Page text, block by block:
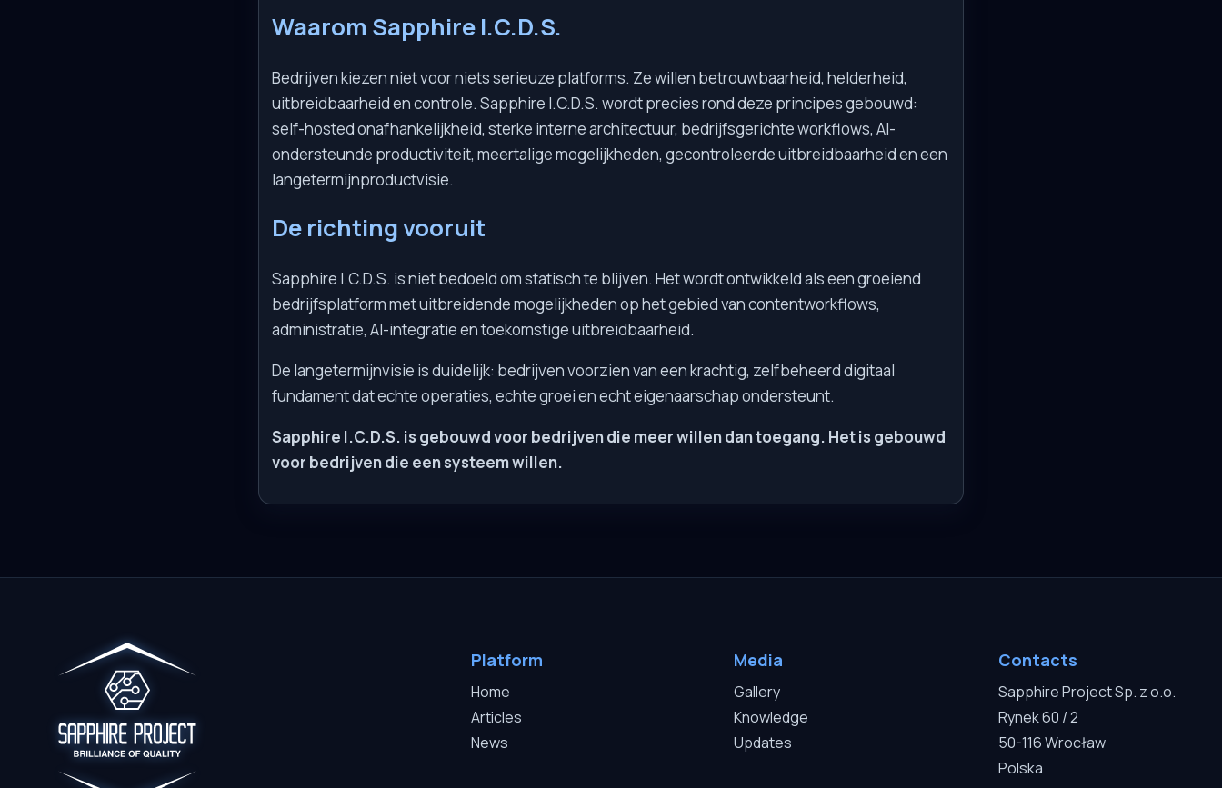
Waarom Sapphire I.C.D.S.
Bedrijven kiezen niet voor niets serieuze platforms. Ze willen betrouwbaarheid, helderheid,
uitbreidbaarheid en controle. Sapphire I.C.D.S. wordt precies rond deze principes gebouwd:
self-hosted onafhankelijkheid, sterke interne architectuur, bedrijfsgerichte workflows, AI-
ondersteunde productiviteit, meertalige mogelijkheden, gecontroleerde uitbreidbaarheid en een
langetermijnproductvisie.
De richting vooruit
Sapphire I.C.D.S. is niet bedoeld om statisch te blijven. Het wordt ontwikkeld als een groeiend
bedrijfsplatform met uitbreidende mogelijkheden op het gebied van contentworkflows,
administratie, AI-integratie en toekomstige uitbreidbaarheid.
De langetermijnvisie is duidelijk: bedrijven voorzien van een krachtig, zelfbeheerd digitaal
fundament dat echte operaties, echte groei en echt eigenaarschap ondersteunt.
Sapphire I.C.D.S. is gebouwd voor bedrijven die meer willen dan toegang. Het is gebouwd
voor bedrijven die een systeem willen.
Platform
Home
Articles
News
Media
Gallery
Knowledge
Updates
Contacts
Sapphire Project Sp. z o.o.
Rynek 60 / 2
50-116 Wrocław
Polska